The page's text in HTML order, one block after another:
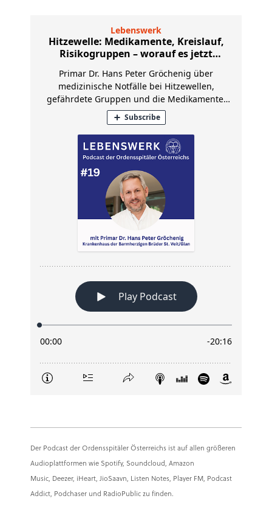
Der Podcast der Ordensspitäler Österreichs ist auf allen größeren
Audioplattformen wie Spotify, Soundcloud, Amazon
Music, Deezer, iHeart, JioSaavn, Listen Notes, Player FM, Podcast
Addict, Podchaser und RadioPublic zu finden.